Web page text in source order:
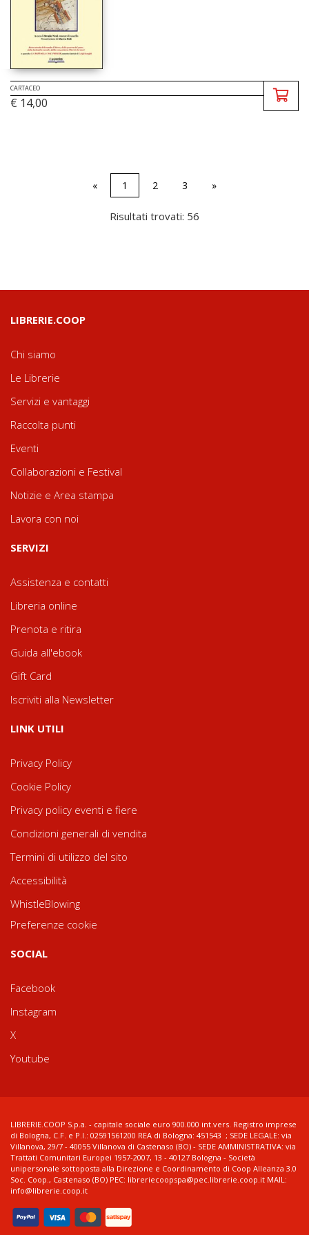
CARTACEO
€ 14,00
« 1 2 3 »
Risultati trovati: 56
LIBRERIE.COOP
Chi siamo
Le Librerie
Servizi e vantaggi
Raccolta punti
Eventi
Collaborazioni e Festival
Notizie e Area stampa
Lavora con noi
SERVIZI
Assistenza e contatti
Libreria online
Prenota e ritira
Guida all'ebook
Gift Card
Iscriviti alla Newsletter
LINK UTILI
Privacy Policy
Cookie Policy
Privacy policy eventi e fiere
Condizioni generali di vendita
Termini di utilizzo del sito
Accessibilità
WhistleBlowing
Preferenze cookie
SOCIAL
Facebook
Instagram
X
Youtube
LIBRERIE.COOP S.p.a. - capitale sociale euro 900.000 int.vers. Registro imprese
di Bologna, C.F. e P.I.: 02591561200 REA di Bologna: 451543 ; SEDE LEGALE: via
Villanova, 29/7 - 40055 Villanova di Castenaso (BO) - SEDE AMMINISTRATIVA: via
Trattati Comunitari Europei 1957-2007, 13 - 40127 Bologna - Società
unipersonale sottoposta alla Direzione e Coordinamento di Coop Alleanza 3.0
Soc. Coop., Castenaso (BO) PEC: libreriecoopspa@pec.librerie.coop.it MAIL:
info@librerie.coop.it